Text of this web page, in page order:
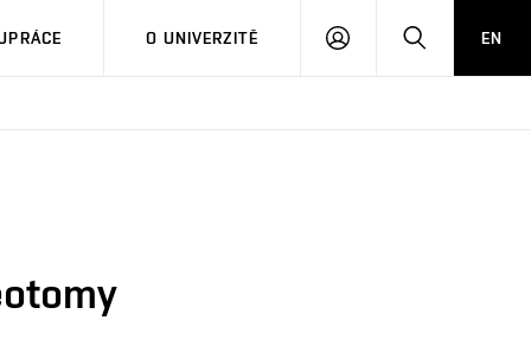
O UNIVERZITĚ
PŘIHLÁSIT HLEDATEN